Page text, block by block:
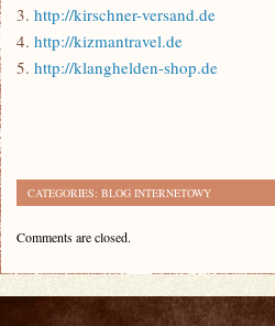
3. http://kirschner-versand.de
4. http://kizmantravel.de
5. http://klanghelden-shop.de
CATEGORIES: BLOG INTERNETOWY
Comments are closed.